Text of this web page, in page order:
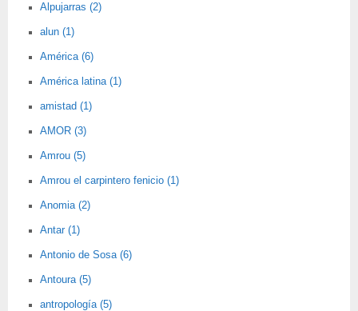
Alpujarras (2)
alun (1)
América (6)
América latina (1)
amistad (1)
AMOR (3)
Amrou (5)
Amrou el carpintero fenicio (1)
Anomia (2)
Antar (1)
Antonio de Sosa (6)
Antoura (5)
antropología (5)